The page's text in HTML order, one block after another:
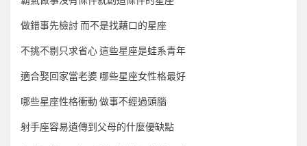
做錯事先檢討 而不是找藉口的星座
不挑不剔只求省心 這些星座是蛙系青年
適合娶回家當老婆 哪些星座女性格最好
哪些星座性格衝動 做事不經過頭腦
射手座容易遺傳到父母的什麼優缺點